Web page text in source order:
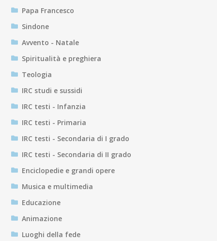
Papa Francesco
Sindone
Avvento - Natale
Spiritualità e preghiera
Teologia
IRC studi e sussidi
IRC testi - Infanzia
IRC testi - Primaria
IRC testi - Secondaria di I grado
IRC testi - Secondaria di II grado
Enciclopedie e grandi opere
Musica e multimedia
Educazione
Animazione
Luoghi della fede